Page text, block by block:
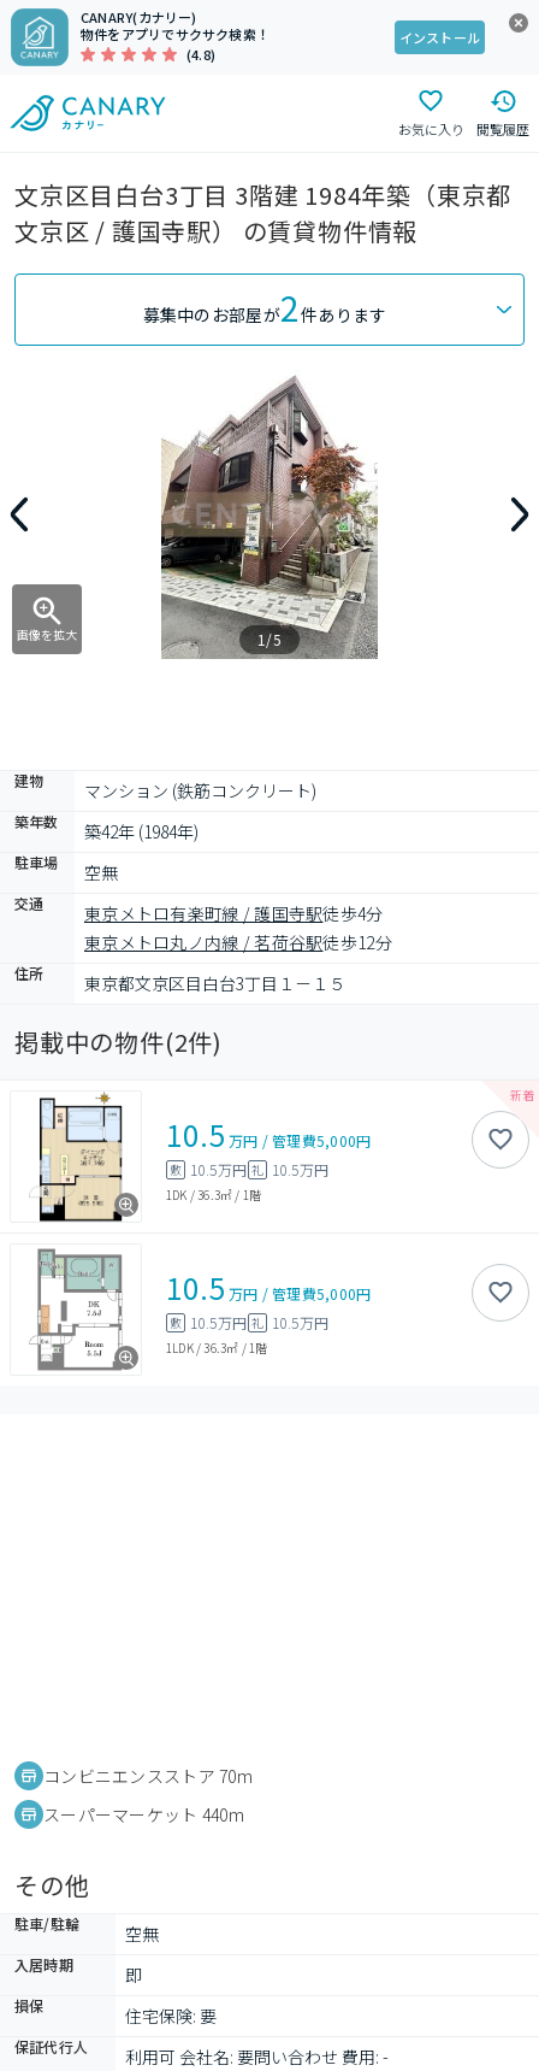
CANARY(カナリー)
物件をアプリでサクサク検索！
(4.8)
インストール
お気に入り 閲覧履歴
文京区目白台3丁目 3階建 1984年築（東京都
文京区 / 護国寺駅） の賃貸物件情報
募集中のお部屋が2件あります
画像を拡大 1/5
建物 マンション (鉄筋コンクリート)
築年数 築42年 (1984年)
駐車場 空無
交通 東京メトロ有楽町線 / 護国寺駅徒歩4分
東京メトロ丸ノ内線 / 茗荷谷駅徒歩12分
住所 東京都文京区目白台3丁目１－１５
掲載中の物件(2件)
10.5 万円 /管理費5,000円
敷 10.5万円 礼 10.5万円
1DK /36.3㎡ / 1階
10.5 万円 /管理費5,000円
敷 10.5万円 礼 10.5万円
1LDK/36.3㎡ / 1階
コンビニエンスストア 70m
スーパーマーケット 440m
その他
駐車/駐輪 空無
入居時期 即
損保 住宅保険: 要
保証代行人 利用可 会社名: 要問い合わせ 費用: -